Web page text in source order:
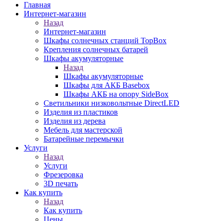
Главная
Интернет-магазин
Назад
Интернет-магазин
Шкафы солнечных станций TopBox
Крепления солнечных батарей
Шкафы акумуляторные
Назад
Шкафы акумуляторные
Шкафы для АКБ Basebox
Шкафы АКБ на опору SideBox
Светильники низковольтные DirectLED
Изделия из пластиков
Изделия из дерева
Мебель для мастерской
Батарейные перемычки
Услуги
Назад
Услуги
Фрезеровка
3D печать
Как купить
Назад
Как купить
Цены